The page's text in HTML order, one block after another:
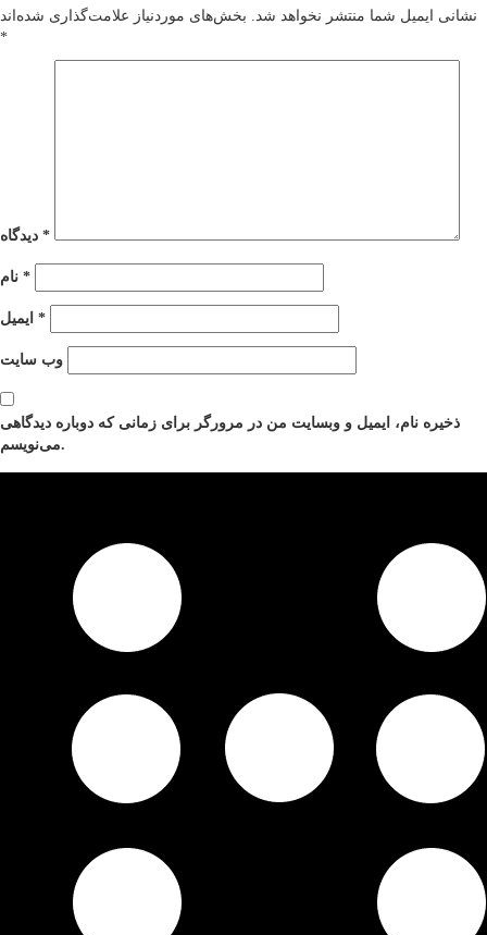
نشانی ایمیل شما منتشر نخواهد شد.
بخش‌های موردنیاز علامت‌گذاری شده‌اند
*
*
*
*
وب‌ سایت
ذخیره نام، ایمیل و وبسایت من در مرورگر برای زمانی که دوباره دیدگاهی
می‌نویسم.